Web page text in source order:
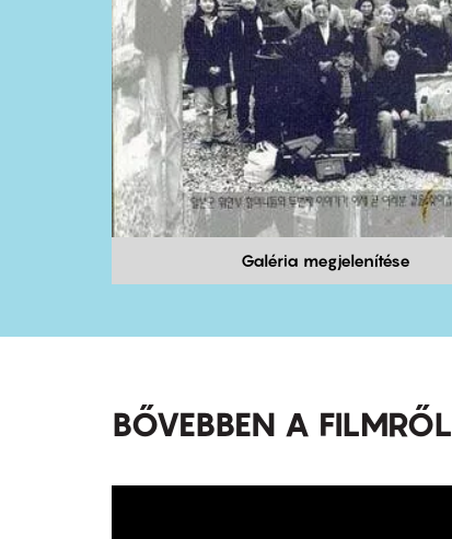
Galéria megjelenítése
BŐVEBBEN A FILMRŐL